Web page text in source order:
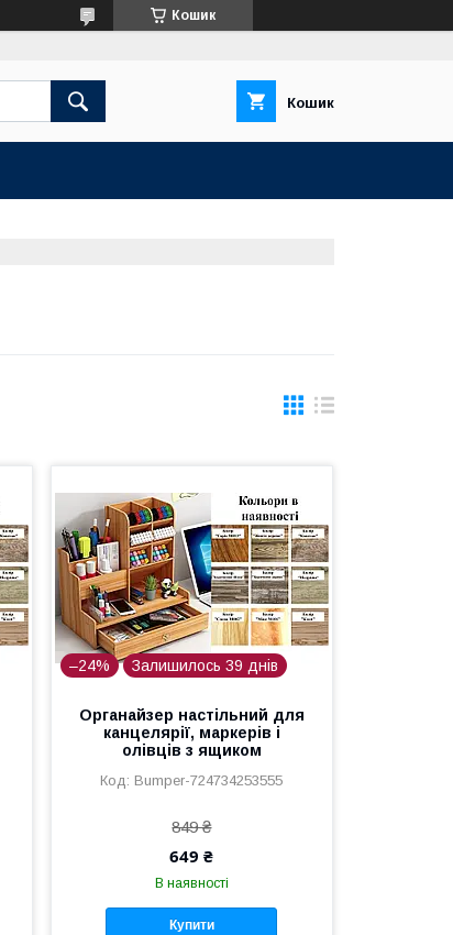
Кошик
Кошик
–24% Залишилось 39 днів
Органайзер настільний для
канцелярії, маркерів і
олівців з ящиком
Bumper-724734253555
849 ₴
649 ₴
В наявності
Купити